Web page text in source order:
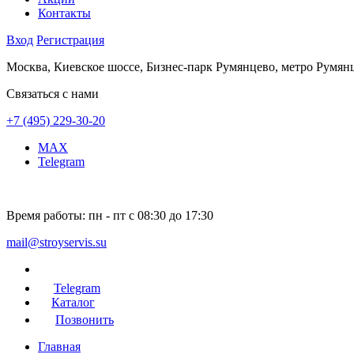
Контакты
Вход Регистрация
Москва, Киевское шоссе, Бизнес-парк Румянцево, метро
Связаться с нами
+7 (495) 229-30-20
MAX
Telegram
Время работы: пн - пт с 08:30 до 17:30
mail@stroyservis.su
Telegram
Каталог
Позвонить
Главная